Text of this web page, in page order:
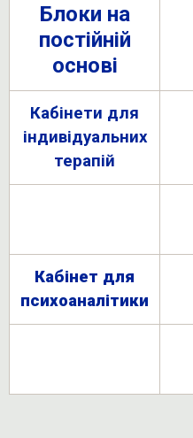
Блоки на
постійній
основі
Кабінети для
індивідуальних
терапій
Кабінет для
психоаналітики